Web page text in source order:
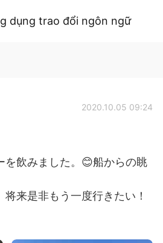
dụng trao đổi ngôn ngữ
2020.10.05 09:24
を飲みました。😊船からの眺
来是非もう一度行きたい！